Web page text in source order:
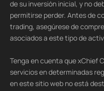
de su inversión inicial, y no
permitirse perder. Antes de
trading, asegúrese de
asociados a este tipo de
Tenga en cuenta que xChief
servicios en determinadas
en este sitio web no está